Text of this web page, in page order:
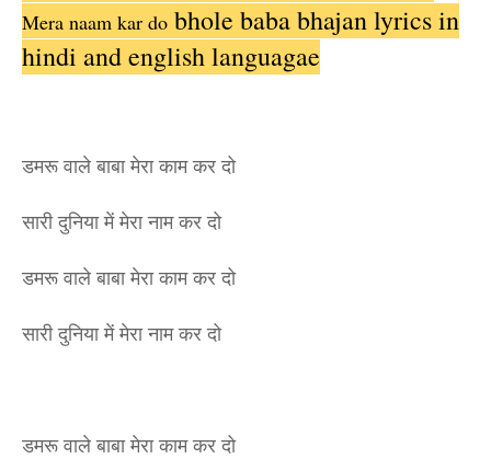
Mera naam kar do bhole baba bhajan lyrics in
hindi and english languagae
डमरू वाले बाबा मेरा काम कर दो
सारी दुनिया में मेरा नाम कर दो
डमरू वाले बाबा मेरा काम कर दो
सारी दुनिया में मेरा नाम कर दो
डमरू वाले बाबा मेरा काम कर दो